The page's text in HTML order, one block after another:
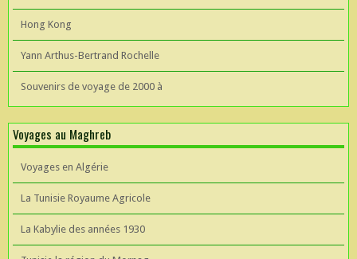
Hong Kong
Yann Arthus-Bertrand Rochelle
Souvenirs de voyage de 2000 à
Voyages au Maghreb
Voyages en Algérie
La Tunisie Royaume Agricole
La Kabylie des années 1930